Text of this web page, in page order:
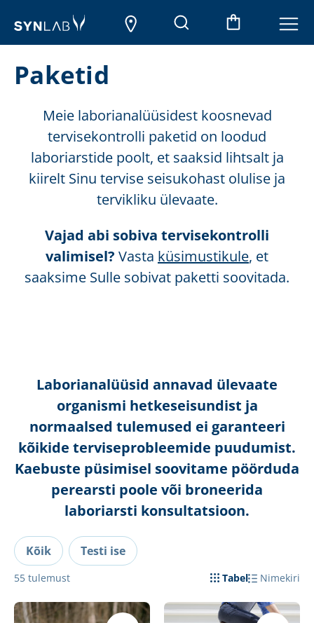
Paketid
Meie laborianalüüsidest koosnevad
tervisekontrolli paketid on loodud
laboriarstide poolt, et saaksid lihtsalt ja
kiirelt Sinu tervise seisukohast olulise ja
tervikliku ülevaate.
Vajad abi sobiva tervisekontrolli
valimisel? Vasta küsimustikule, et
saaksime Sulle sobivat paketti soovitada.
Laborianalüüsid annavad ülevaate
organismi hetkeseisundist ja
normaalsed tulemused ei garanteeri
kõikide terviseprobleemide puudumist.
Kaebuste püsimisel soovitame pöörduda
perearsti poole või broneerida
laboriarsti konsultatsioon.
Kõik Testi ise
55 tulemust Tabel Nimekiri